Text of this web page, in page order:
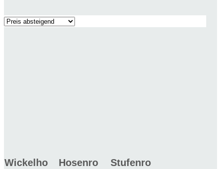
Wickelho
Hosenro
Stufenro